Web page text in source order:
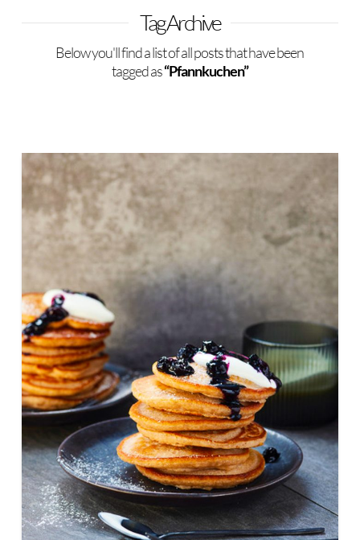
Tag Archive
Below you'll find a list of all posts that have been
tagged as“Pfannkuchen”